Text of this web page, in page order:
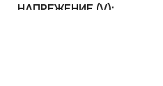
НАПРЕЖЕНИЕ (V)